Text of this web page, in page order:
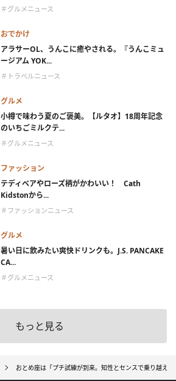
＃グルメニュース
おでかけ
アラサーOL、うんこに癒やされる。『うんこミュ
ージアム YOK...
＃トラベルニュース
グルメ
小樽で味わう夏のご褒美。【ルタオ】18周年記念
のいちごミルクテ...
＃グルメニュース
ファッション
テディベアやローズ柄がかわいい！ Cath
Kidstonから...
＃ファッションニュース
グルメ
暑い日に飲みたい爽快ドリンクも。J.S. PANCAKE
CA...
＃グルメニュース
もっと見る
おとめ座は「プチ試練が到来。知性とセンスで乗り越え